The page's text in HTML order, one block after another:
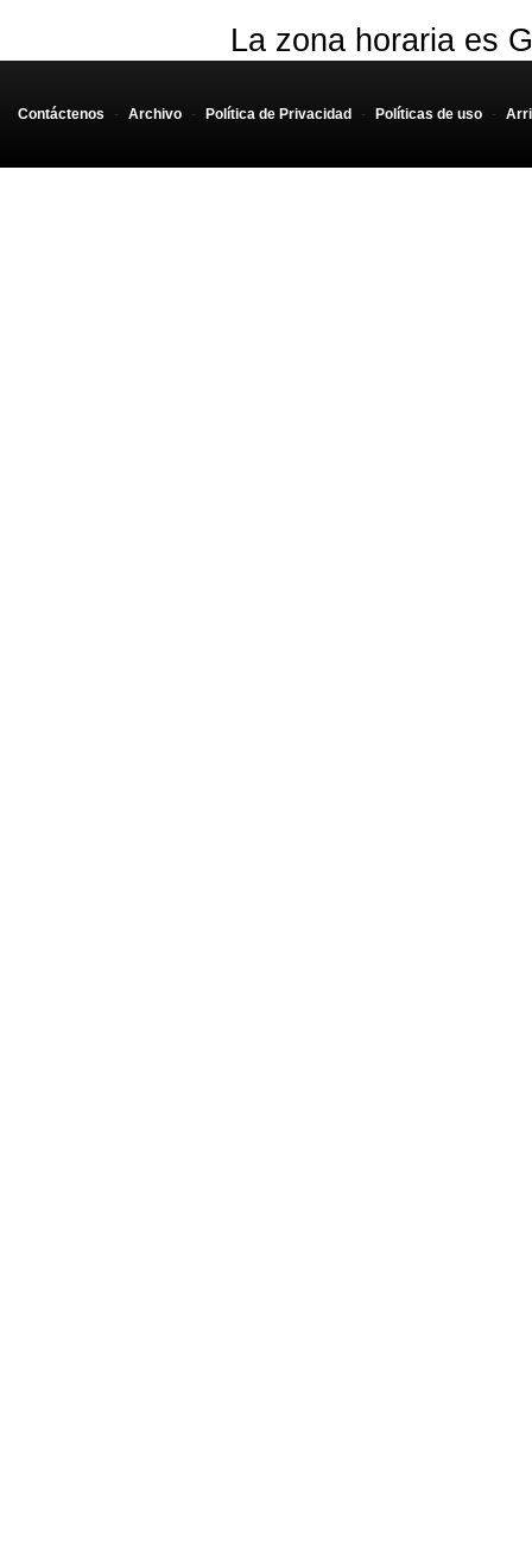
La zona horaria es
Contáctenos - Archivo - Política de Privacidad - Políticas de uso -